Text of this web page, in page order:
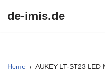
de-imis.de
Home \ AUKEY LT-ST23 LED